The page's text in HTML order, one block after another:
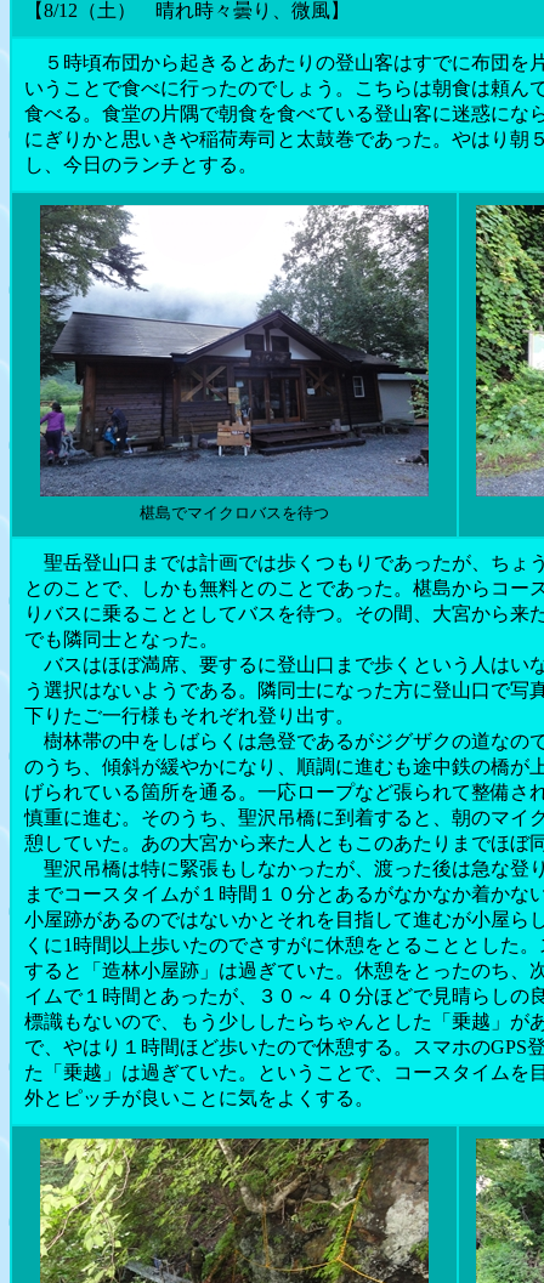
【8/12（土） 晴れ時々曇り、微風】
５時頃布団から起きるとあたりの登山客はすでに布団を
いうことで食べに行ったのでしょう。こちらは朝食は頼ん
食べる。食堂の片隅で朝食を食べている登山客に迷惑にな
にぎりかと思いきや稲荷寿司と太鼓巻であった。やはり朝
し、今日のランチとする。
椹島でマイクロバスを待つ
聖岳登山口までは計画では歩くつもりであったが、ちょ
とのことで、しかも無料とのことであった。椹島からコー
りバスに乗ることとしてバスを待つ。その間、大宮から来
でも隣同士となった。
バスはほぼ満席、要するに登山口まで歩くという人はい
う選択はないようである。隣同士になった方に登山口で写
下りたご一行様もそれぞれ登り出す。
樹林帯の中をしばらくは急登であるがジグザクの道なの
のうち、傾斜が緩やかになり、順調に進むも途中鉄の橋が
げられている箇所を通る。一応ロープなど張られて整備さ
慎重に進む。そのうち、聖沢吊橋に到着すると、朝のマイ
憩していた。あの大宮から来た人ともこのあたりまでほぼ
聖沢吊橋は特に緊張もしなかったが、渡った後は急な登
までコースタイムが１時間１０分とあるがなかなか着かな
小屋跡があるのではないかとそれを目指して進むが小屋ら
くに1時間以上歩いたのでさすがに休憩をとることとした
すると「造林小屋跡」は過ぎていた。休憩をとったのち、
イムで１時間とあったが、３０～４０分ほどで見晴らしの
標識もないので、もう少ししたらちゃんとした「乗越」が
で、やはり１時間ほど歩いたので休憩する。スマホのGPS
た「乗越」は過ぎていた。ということで、コースタイムを
外とピッチが良いことに気をよくする。